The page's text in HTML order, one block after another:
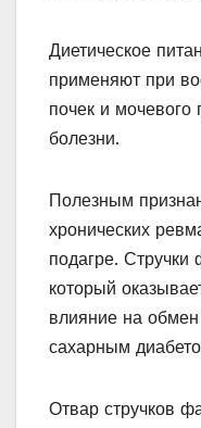
Диетическое
применяют при
почек и
болезни.
Полезным
хронических
подагре. Стручки
который
влияние на
сахарным
Отвар стручков